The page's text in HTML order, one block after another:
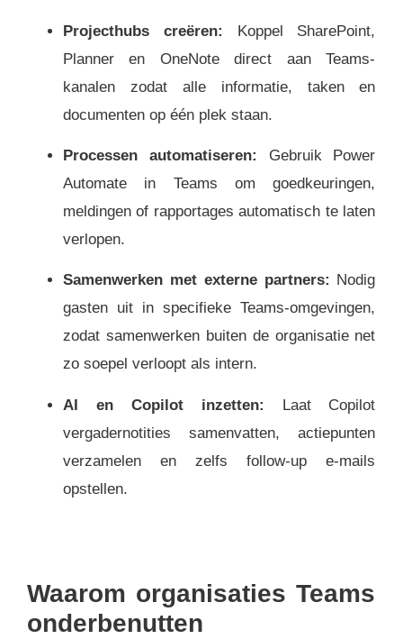
Projecthubs creëren: Koppel SharePoint,
Planner en OneNote direct aan Teams-
kanalen zodat alle informatie, taken en
documenten op één plek staan.
Processen automatiseren: Gebruik Power
Automate in Teams om goedkeuringen,
meldingen of rapportages automatisch te laten
verlopen.
Samenwerken met externe partners: Nodig
gasten uit in specifieke Teams-omgevingen,
zodat samenwerken buiten de organisatie net
zo soepel verloopt als intern.
AI en Copilot inzetten: Laat Copilot
vergadernotities samenvatten, actiepunten
verzamelen en zelfs follow-up e-mails
opstellen.
Waarom organisaties Teams
onderbenutten